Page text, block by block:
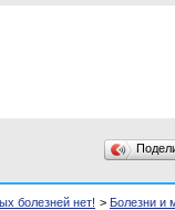
болезней нет! > Болезни и